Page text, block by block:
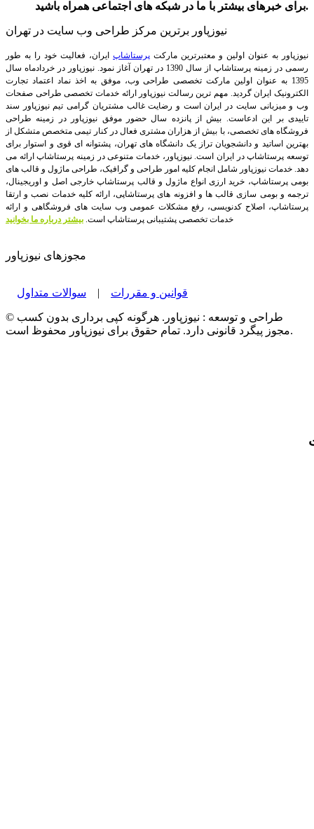
برای خبرهای بیشتر با ما در شبکه های اجتماعی همراه باشید.
نیوزپاور برترین مرکز طراحی وب سایت در تهران
نیوزپاور به عنوان اولین و معتبرترین مارکت پرستاشاپ ایران، فعالیت خود را به طور
رسمی در زمینه پرستاشاپ از سال 1390 در تهران آغاز نمود. نیوزپاور در خردادماه سال
1395 به عنوان اولین مارکت تخصصی طراحی وب، موفق به اخذ نماد اعتماد تجارت
الکترونیک ایران گردید. مهم ترین رسالت نیوزپاور ارائه خدمات تخصصی طراحی صفحات
وب و میزبانی سایت در ایران است و رضایت غالب مشتریان گرامی تیم نیوزپاور سند
تاییدی بر این ادعاست. بیش از پانزده سال حضور موفق نیوزپاور در زمینه طراحی
فروشگاه های تخصصی، با بیش از هزاران مشتری فعال در کنار تیمی متخصص متشکل از
بهترین اساتید و دانشجویان تراز یک دانشگاه های تهران، پشتوانه ای قوی و استوار برای
توسعه پرستاشاپ در ایران است.نیوزپاور، خدمات متنوعی در زمینه پرستاشاپ ارائه می
دهد. خدمات نیوزپاور شامل انجام کلیه امور طراحی و گرافیک، طراحی ماژول و قالب های
بومی پرستاشاپ، خرید ارزی انواع ماژول و قالب پرستاشاپ خارجی اصل و اوریجینال،
ترجمه و بومی سازی قالب ها و افزونه های پرستاشاپی، ارائه کلیه خدمات نصب و ارتقا
پرستاشاپ، اصلاح کدنویسی، رفع مشکلات عمومی وب سایت های فروشگاهی و ارائه
خدمات تخصصی پشتیبانی پرستاشاپ است. بیشتر درباره ما بخوانید
مجوزهای نیوزپاور
قوانین و مقررات | سوالات متداول
© طراحی و توسعه : نیوزپاور. هرگونه کپی برداری بدون کسب
مجوز پیگرد قانونی دارد. تمام حقوق برای نیوزپاور محفوظ است.